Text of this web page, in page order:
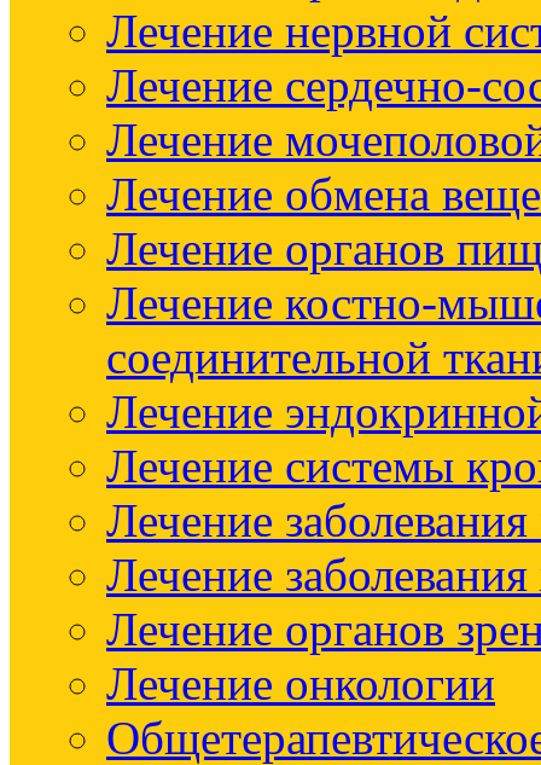
Лечение нервной
Лечение сердечно-
Лечение
Лечение обмена
Лечение органов
Лечение костно-
соединительной
Лечение
Лечение системы
Лечение
Лечение
Лечение органов
Лечение онкологии